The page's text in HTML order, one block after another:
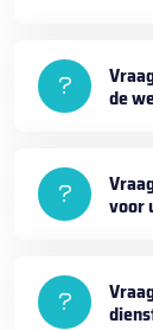
de
voor